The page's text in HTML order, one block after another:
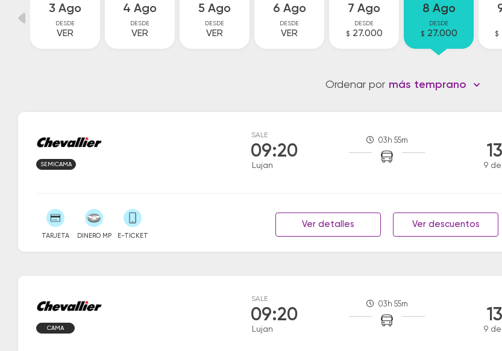
3 Ago
DESDE
VER
4 Ago
DESDE
VER
5 Ago
DESDE
VER
6 Ago
DESDE
VER
7 Ago
DESDE
$ 27.000
8 Ago
DESDE
$ 27.000 $
Ordenar por más temprano
SALE
09:20
Lujan
03h 55m
9
SEMICAMA
TARJETA DINERO MP E-TICKET
Ver detalles Ver descuentos
SALE
09:20
Lujan
03h 55m
9
CAMA